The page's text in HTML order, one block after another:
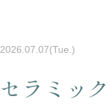
2026.07.07(Tue.)
セラミッ